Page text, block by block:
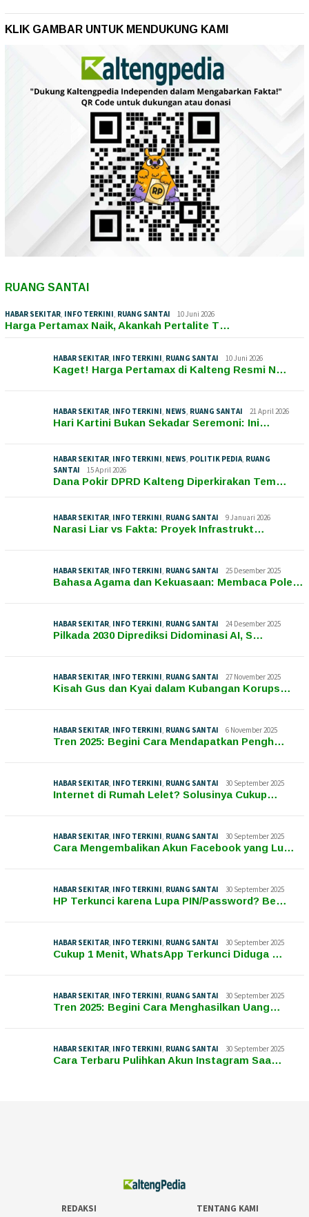
KLIK GAMBAR UNTUK MENDUKUNG KAMI
RUANG SANTAI
HABAR SEKITAR, INFO TERKINI, RUANG SANTAI 10 Juni 2026
Harga Pertamax Naik, Akankah Pertalite T…
HABAR SEKITAR, INFO TERKINI, RUANG SANTAI 10 Juni 2026
Kaget! Harga Pertamax di Kalteng Resmi N…
HABAR SEKITAR, INFO TERKINI, NEWS, RUANG SANTAI 21 April 2026
Hari Kartini Bukan Sekadar Seremoni: Ini…
HABAR SEKITAR, INFO TERKINI, NEWS, POLITIK PEDIA, RUANG
SANTAI
15 April 2026
Dana Pokir DPRD Kalteng Diperkirakan Tem…
HABAR SEKITAR, INFO TERKINI, RUANG SANTAI 9 Januari 2026
Narasi Liar vs Fakta: Proyek Infrastrukt…
HABAR SEKITAR, INFO TERKINI, RUANG SANTAI 25 Desember 2025
Bahasa Agama dan Kekuasaan: Membaca Pole…
HABAR SEKITAR, INFO TERKINI, RUANG SANTAI 24 Desember 2025
Pilkada 2030 Diprediksi Didominasi AI, S…
HABAR SEKITAR, INFO TERKINI, RUANG SANTAI 27 November 2025
Kisah Gus dan Kyai dalam Kubangan Korups…
HABAR SEKITAR, INFO TERKINI, RUANG SANTAI 6 November 2025
Tren 2025: Begini Cara Mendapatkan Pengh…
HABAR SEKITAR, INFO TERKINI, RUANG SANTAI 30 September 2025
Internet di Rumah Lelet? Solusinya Cukup…
HABAR SEKITAR, INFO TERKINI, RUANG SANTAI 30 September 2025
Cara Mengembalikan Akun Facebook yang Lu…
HABAR SEKITAR, INFO TERKINI, RUANG SANTAI 30 September 2025
HP Terkunci karena Lupa PIN/Password? Be…
HABAR SEKITAR, INFO TERKINI, RUANG SANTAI 30 September 2025
Cukup 1 Menit, WhatsApp Terkunci Diduga …
HABAR SEKITAR, INFO TERKINI, RUANG SANTAI 30 September 2025
Tren 2025: Begini Cara Menghasilkan Uang…
HABAR SEKITAR, INFO TERKINI, RUANG SANTAI 30 September 2025
Cara Terbaru Pulihkan Akun Instagram Saa…
REDAKSI TENTANG KAMI